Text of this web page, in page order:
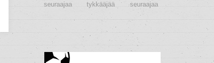
seuraajaa tykkääjää seuraajaa